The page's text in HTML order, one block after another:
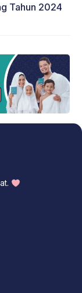
Tahun 2024